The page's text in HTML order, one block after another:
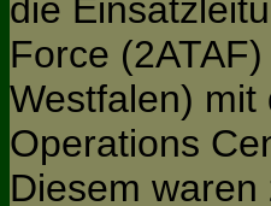
die
Force
Westfalen) mit
Operations
Diesem